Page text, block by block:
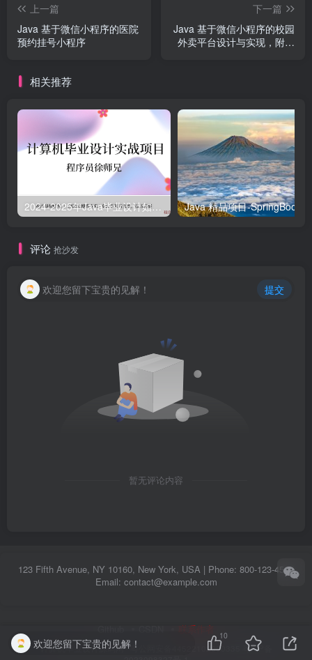
上一篇
Java 基于微信小程序的医院
预约挂号小程序
下一篇
Java 基于微信小程序的校园
外卖平台设计与实现，附源
相关推荐
2024-2025年Java毕业设计如何选题？500道创新创意毕业设计题目推荐
评论 抢沙发
欢迎您留下宝贵的见解！ 提交
暂无评论内容
123 Fifth Avenue, NY 10160, New York, USA | Phone: 800-123-456 |
Email: contact@example.com
联系作者
计算机毕业设计源码网·粤公网安备44522102000335
粤ICP备
欢迎您留下宝贵的见解！
10